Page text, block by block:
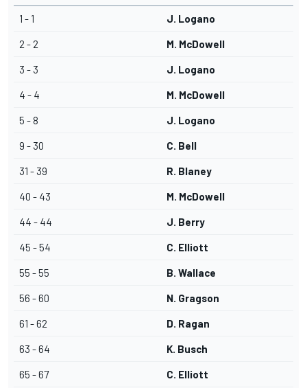
1 - 1 J. Logano
2 - 2 M. McDowell
3 - 3 J. Logano
4 - 4 M. McDowell
5 - 8 J. Logano
9 - 30 C. Bell
31 - 39 R. Blaney
40 - 43 M. McDowell
44 - 44 J. Berry
45 - 54 C. Elliott
55 - 55 B. Wallace
56 - 60 N. Gragson
61 - 62 D. Ragan
63 - 64 K. Busch
65 - 67 C. Elliott